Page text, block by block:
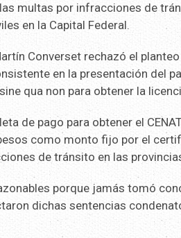
multas por infracciones de
en la Capital Federal.
Converset rechazó el
en la presentación del
qua non para obtener la
de pago para obtener el
como monto fijo por el
de tránsito en las
porque jamás tomó
dichas sentencias